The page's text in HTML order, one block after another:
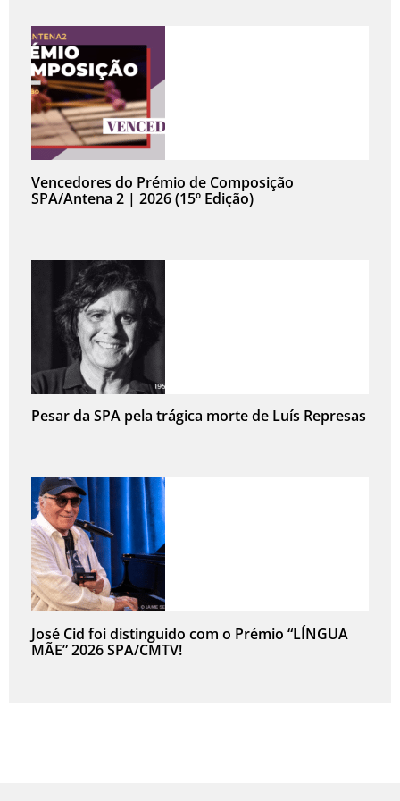
Vencedores do Prémio de Composição
SPA/Antena 2 | 2026 (15º Edição)
Pesar da SPA pela trágica morte de Luís Represas
José Cid foi distinguido com o Prémio “LÍNGUA
MÃE” 2026 SPA/CMTV!